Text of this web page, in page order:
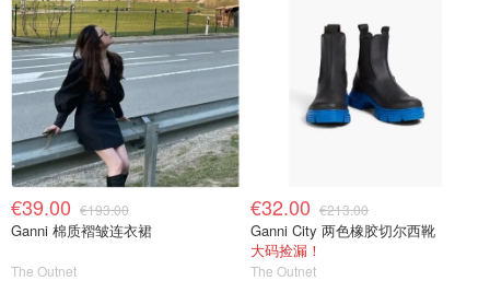
€39.00 €193.00
Ganni 棉质褶皱连衣裙
The Outnet
€32.00 €213.00
Ganni City 两色橡胶切尔西靴
大码捡漏！
The Outnet